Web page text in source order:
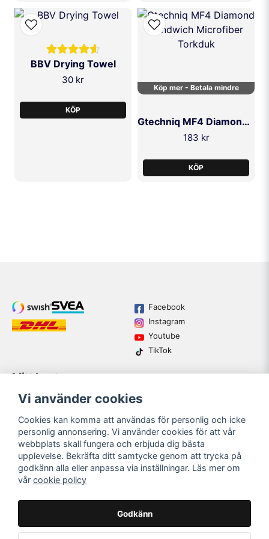
SKICKA FRÅGA
BBV Drying Towel
30 kr
KÖP
Köp mer - Betala mindre
Gtechniq MF4 Diamond Sandwich Microfiber Torkduk
183 kr
KÖP
Facebook
Instagram
Youtube
TikTok
Mitt konto
Logga in
Glömt lösenord?
Kundtjänst
Guider
email
Mejladress
Bli medlem i vårt nyhetsbrev och ta del av våra nyheter och
Vi använder cookies
Cookies kan komma att användas för personlig och icke
personlig annonsering. Vi använder cookies för att vår
webbplats skall fungera och erbjuda dig bästa
upplevelse. Bekräfta ditt samtycke genom att trycka på
godkänn alla eller anpassa via inställningar. Läs mer om
vår cookie policy
Godkänn